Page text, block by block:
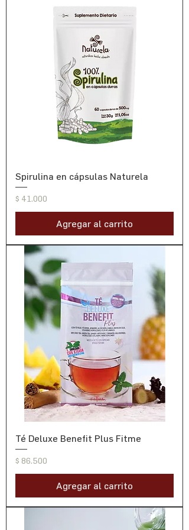
Spirulina en cápsulas Naturela
Precio
$ 41.000
Agregar al carrito
Té Deluxe Benefit Plus Fitme
Precio
$ 86.500
Agregar al carrito